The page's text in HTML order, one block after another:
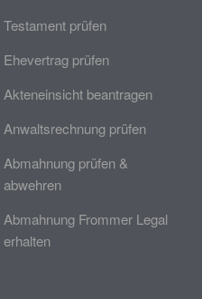
Testament prüfen
Ehevertrag prüfen
Akteneinsicht beantragen
Anwaltsrechnung prüfen
Abmahnung prüfen &
abwehren
Abmahnung Frommer Legal
erhalten